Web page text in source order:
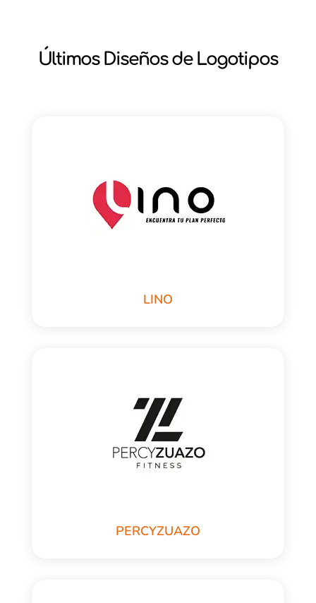
Últimos Diseños de Logotipos
LINO
PERCYZUAZO